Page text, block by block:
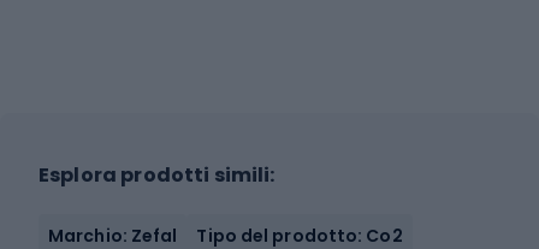
Esplora prodotti simili:
Marchio: Zefal Tipo del prodotto: Co2